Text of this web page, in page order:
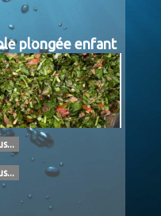
plongée enfant